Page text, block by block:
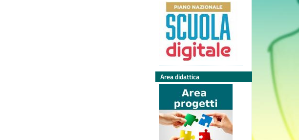
Area didattica